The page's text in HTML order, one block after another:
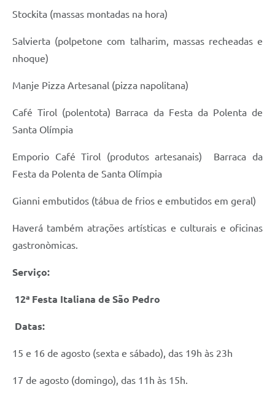
Stockita (massas montadas na hora)
Salvierta (polpetone com talharim, massas recheadas e
nhoque)
Manje Pizza Artesanal (pizza napolitana)
Café Tirol (polentota) Barraca da Festa da Polenta de
Santa Olímpia
Emporio Café Tirol (produtos artesanais) Barraca da
Festa da Polenta de Santa Olímpia
Gianni embutidos (tábua de frios e embutidos em geral)
Haverá também atrações artísticas e culturais e oficinas
gastronòmicas.
Serviço:
12ª Festa Italiana de São Pedro
Datas:
15 e 16 de agosto (sexta e sábado), das 19h às 23h
17 de agosto (domingo), das 11h às 15h.